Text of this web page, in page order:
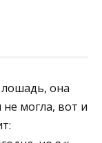
лошадь, она
не могла, вот и